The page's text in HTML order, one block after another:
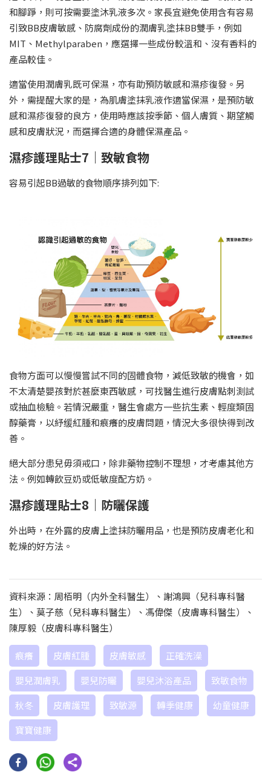
和腳踭，則可按需要塗沐乳液多次。家長宜避免使用含有容易
引致BB皮膚敏感、防腐劑成份的潤膚乳塗抹BB雙手，例如
MIT、Methylparaben，應選擇一些成份較溫和、沒有香料的
產品較佳。
適當使用潤膚乳既可保濕，亦有助預防敏感和濕疹復發。另
外，需提醒大家的是，為肌膚塗抹乳液作適當保濕，是預防敏
感和濕疹復發的良方，使用時應該按季節、個人膚質、期望觸
感和皮膚狀況，而選擇合適的身體保濕產品。
濕疹護理貼士7｜致敏食物
容易引起BB過敏的食物順序排列如下:
食物方面可以慢慢嘗試不同的固體食物，減低致敏的機會，如
不太清楚嬰孩對於甚麼東西敏感，可找醫生進行皮膚點刺測試
或抽血檢驗。若情況嚴重，醫生會處方一些抗生素、輕度類固
醇藥膏，以紓缓紅腫和痕癢的皮膚問題，情況大多很快得到改
善。
絕大部分患兒毋須戒口，除非藥物控制不理想，才考慮其他方
法。例如轉飲豆奶或低敏度配方奶。
濕疹護理貼士8｜防曬保護
外出時，在外露的皮膚上塗抹防曬用品，也是預防皮膚老化和
乾燥的好方法。
資料來源：周栢明（内外全科醫生）、謝鴻興（兒科專科醫
生）、莫子慈（兒科專科醫生）、馮偉傑（皮膚專科醫生）、
陳厚毅（皮膚科專科醫生）
痕癢 皮膚紅腫 皮膚敏感
正確洗澡
嬰兒潤膚乳
嬰兒防曬 嬰兒沐浴產品
致敏食物
秋冬
皮膚護理 致敏源 轉季健康
幼童健康
寶寶健康